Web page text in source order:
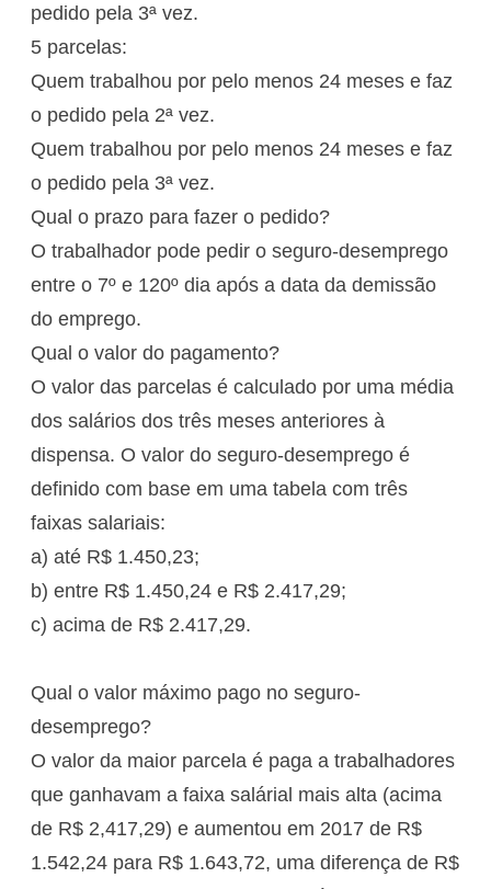
pedido pela 3ª vez.
5 parcelas:
Quem trabalhou por pelo menos 24 meses e faz
o pedido pela 2ª vez.
Quem trabalhou por pelo menos 24 meses e faz
o pedido pela 3ª vez.
Qual o prazo para fazer o pedido?
O trabalhador pode pedir o seguro-desemprego
entre o 7º e 120º dia após a data da demissão
do emprego.
Qual o valor do pagamento?
O valor das parcelas é calculado por uma média
dos salários dos três meses anteriores à
dispensa. O valor do seguro-desemprego é
definido com base em uma tabela com três
faixas salariais:
a) até R$ 1.450,23;
b) entre R$ 1.450,24 e R$ 2.417,29;
c) acima de R$ 2.417,29.
Qual o valor máximo pago no seguro-
desemprego?
O valor da maior parcela é paga a trabalhadores
que ganhavam a faixa salárial mais alta (acima
de R$ 2,417,29) e aumentou em 2017 de R$
1.542,24 para R$ 1.643,72, uma diferença de R$